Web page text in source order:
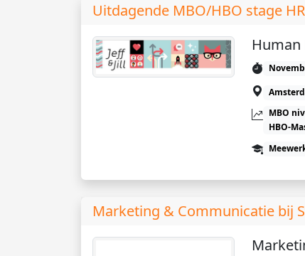
Uitdagende MBO/HBO stage
Human
MBO
HBO-
Marketing & Communicatie bij